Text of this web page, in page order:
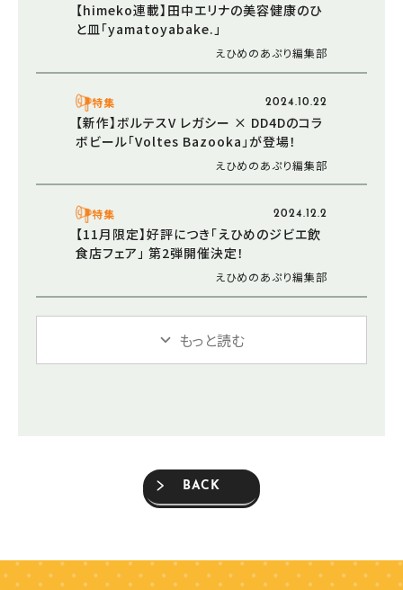
【himeko連載】田中エリナの美容健康のひ
と皿「yamatoyabake.」
えひめのあぷり編集部
特集 2024.10.22
【新作】ボルテスV レガシー × DD4Dのコラ
ボビール「Voltes Bazooka」が登場！
えひめのあぷり編集部
特集 2024.12.2
【11月限定】好評につき「えひめのジビエ飲
食店フェア」 第2弾開催決定！
えひめのあぷり編集部
もっと読む
BACK